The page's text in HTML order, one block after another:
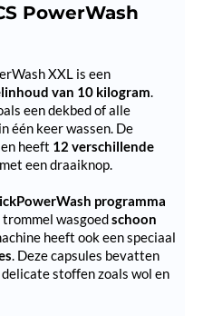
PowerWash
XXL is een
van 10 kilogram.
een dekbed of alle
één keer wassen. De
en heeft 12 verschillende
een draaiknop.
programma
wasgoedschoon
heeft ook een speciaal
. Deze capsules bevatten
stoffen zoals wol en